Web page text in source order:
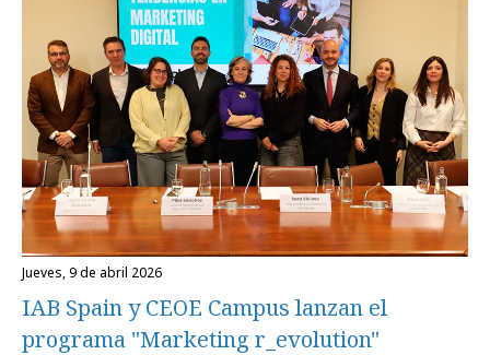
jueves, 9 de abril 2026
IAB Spain y CEOE Campus lanzan el
programa "Marketing r_evolution"